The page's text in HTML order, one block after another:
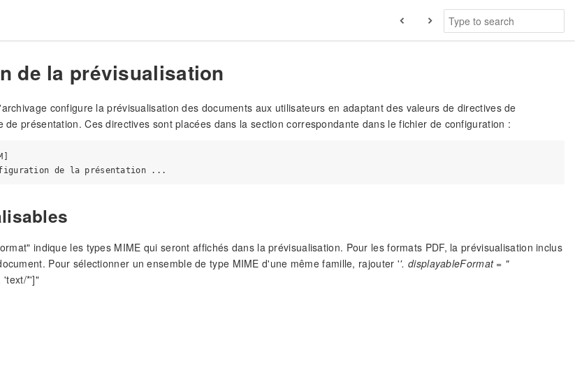
de la prévisualisation
configure la prévisualisation des documents aux utilisateurs en adaptant des valeurs de directives de
de présentation. Ces directives sont placées dans la section correspondante dans le fichier de configuration :
indique les types MIME qui seront affichés dans la prévisualisation. Pour les formats PDF, la prévisualisation inclus
Pour sélectionner un ensemble de type MIME d'une même famille, rajouter ''. displayableFormat = "
'text/*']"